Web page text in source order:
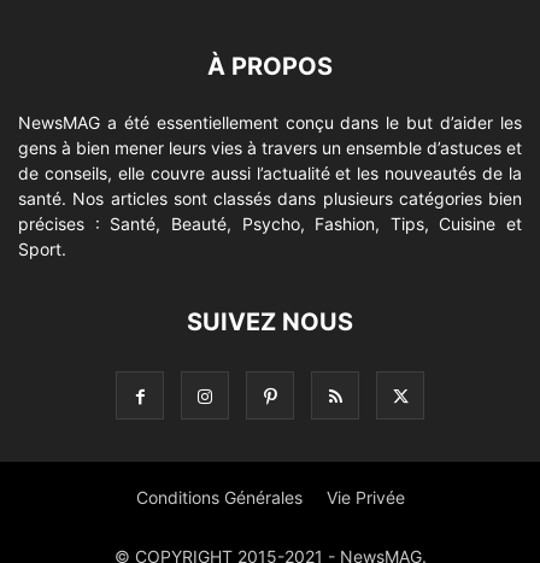
À PROPOS
NewsMAG a été essentiellement conçu dans le but d’aider les
gens à bien mener leurs vies à travers un ensemble d’astuces et
de conseils, elle couvre aussi l’actualité et les nouveautés de la
santé. Nos articles sont classés dans plusieurs catégories bien
précises : Santé, Beauté, Psycho, Fashion, Tips, Cuisine et
Sport.
SUIVEZ NOUS
Conditions Générales Vie Privée
© COPYRIGHT 2015-2021 - NewsMAG.